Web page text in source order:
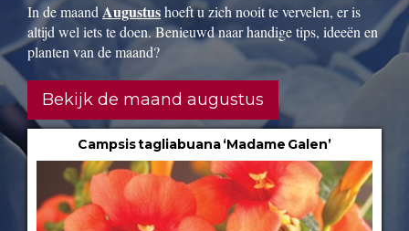
In de maandAugustushoeft u zich nooit te vervelen, er is
altijd wel iets te doen. Benieuwd naar handige tips, ideeën en
planten van de maand?
Bekijk de maand augustus
Campsis tagliabuana ‘Madame Galen’